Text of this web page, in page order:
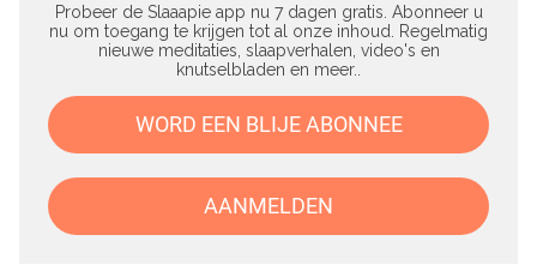
Probeer de Slaaapie app nu 7 dagen gratis. Abonneer u
nu om toegang te krijgen tot al onze inhoud. Regelmatig
nieuwe meditaties, slaapverhalen, video's en
knutselbladen en meer..
WORD EEN BLIJE ABONNEE
AANMELDEN